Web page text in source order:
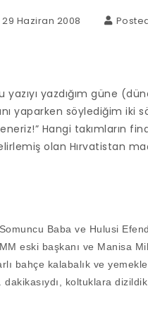
Haziran 2008
yazıyı yazdığım güne
yaparken söylediğim iki
Hangi takımların
olan Hırvatistan
Baba ve Hulusi
eski başkanı ve Manisa
bahçe kalabalık ve
dakikasıydı, koltuklara